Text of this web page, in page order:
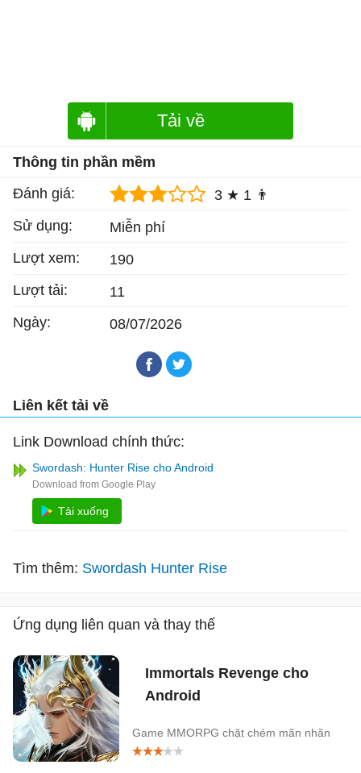
Tải về
Thông tin phần mềm
Đánh giá:
3 ★ 1 👨
Sử dụng:
Miễn phí
Lượt xem:
190
Lượt tải:
11
Ngày:
08/07/2026
Liên kết tải về
Link Download chính thức:
Swordash: Hunter Rise cho Android
Tải xuống
Tìm thêm: Swordash Hunter Rise
Ứng dụng liên quan và thay thế
Immortals Revenge cho
Android
Game MMORPG chặt chém mãn nhãn